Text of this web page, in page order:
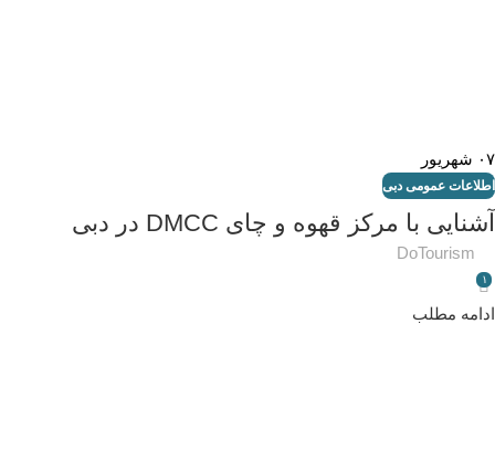
۰۷ شهریور
اطلاعات عمومی دبی
آشنایی با مرکز قهوه و چای DMCC در دبی
DoTourism
۱
ادامه مطلب